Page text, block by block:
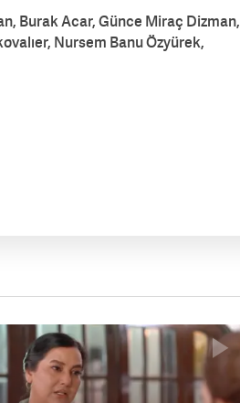
Burak Acar, Günce Miraç Dizman,
Nursem Banu Özyürek,